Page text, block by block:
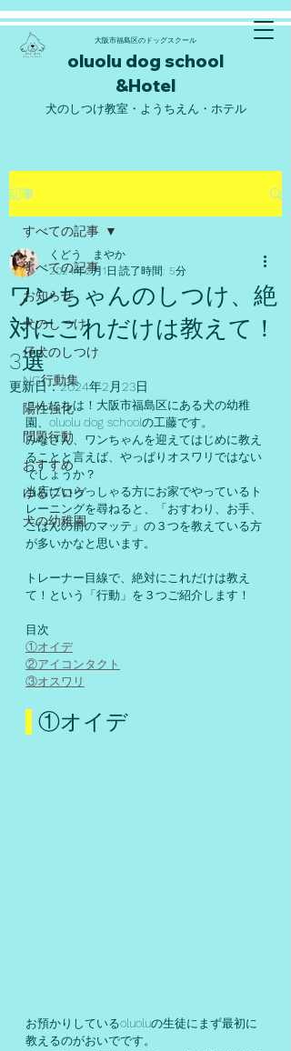
大阪市福島区のドッグスクール
oluolu dog school
&Hotel
​犬のしつけ教室・ようちえん・ホテル
記事
すべての記事
お知らせ
犬のしつけ
仔犬のしつけ
NG行動集
陽性強化
問題行動
おすすめ
ゆるブログ
犬の幼稚園
すべての記事
ワンちゃんのしつけ、絶
対にこれだけは教えて！
3選
くどう まやか
2024年2月1日 読了時間: 5分
更新日：2024年2月23日
こんにちは！大阪市福島区にある犬の幼稚
園、oluolu dog schoolの工藤です。
みなさん、ワンちゃんを迎えてはじめに教え
ることと言えば、やっぱりオスワリではない
でしょうか？
当店にいらっしゃる方にお家でやっているト
レーニングを尋ねると、「おすわり、お手、
ごはんの前のマッテ」の３つを教えている方
が多いかなと思います。
トレーナー目線で、絶対にこれだけは教え
て！という「行動」を３つご紹介します！
目次
①オイデ
②アイコンタクト
③オスワリ
①オイデ
お預かりしているoluoluの生徒にまず最初に
教えるのがおいでです。